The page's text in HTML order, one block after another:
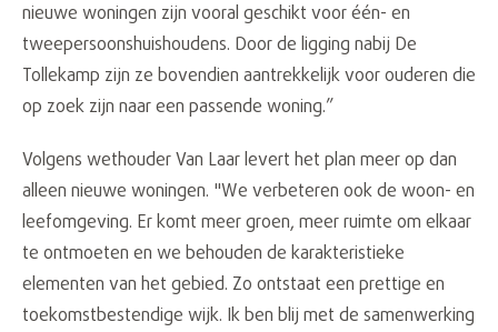
nieuwe woningen zijn vooral geschikt voor één- en
tweepersoonshuishoudens. Door de ligging nabij De
Tollekamp zijn ze bovendien aantrekkelijk voor ouderen die
op zoek zijn naar een passende woning.”
Volgens wethouder Van Laar levert het plan meer op dan
alleen nieuwe woningen. "We verbeteren ook de woon- en
leefomgeving. Er komt meer groen, meer ruimte om elkaar
te ontmoeten en we behouden de karakteristieke
elementen van het gebied. Zo ontstaat een prettige en
toekomstbestendige wijk. Ik ben blij met de samenwerking